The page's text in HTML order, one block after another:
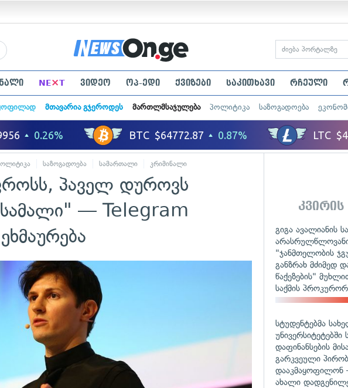
NE×T ვიდეო ოპ-ედი ქვიზები საკითხავი რჩეული
მთავარია გჯეროდეს მართლმსაჯულება პოლიტიკა საზოგადოება
საზოგადოება სამართალი კრიმინალი
პაველ დუროვს
— Telegram
გიგა ავალიანის
"ჯანმთელობის
განზრახ მძიმედ
წაქეზების"
საქმის
სტუდენტებმა
დაფინანსების
გარკვეული
დააკმაყოფილონ
ახალი